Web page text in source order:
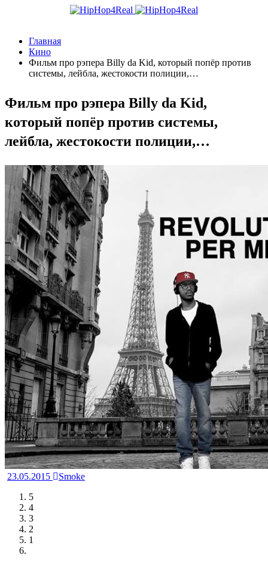
Главная
Кино
Фильм про рэпера Billy da Kid, который попёр против
системы, лейбла, жестокости полиции,…
Фильм про рэпера Billy da Kid,
который попёр против системы,
лейбла, жестокости полиции,…
23.05.2015
Smoke
5
4
3
2
1